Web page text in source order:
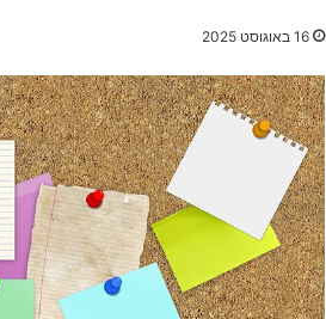
16 באוגוסט 2025